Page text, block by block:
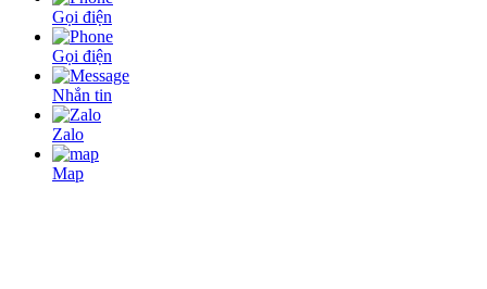
Gọi điện
Gọi điện
Nhắn tin
Zalo
Map